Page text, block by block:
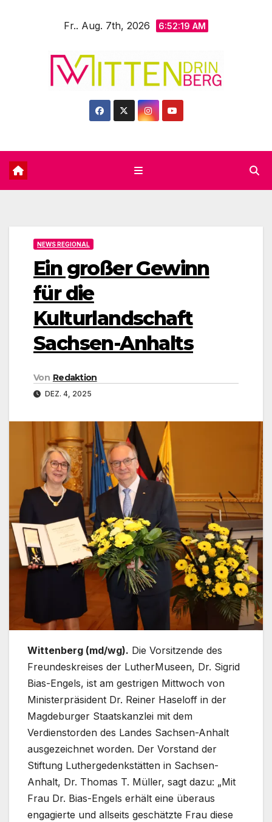
Fr.. Aug. 7th, 2026 6:52:21 AM
NEWS REGIONAL
Ein großer Gewinn
für die
Kulturlandschaft
Sachsen-Anhalts
Von Redaktion
DEZ. 4, 2025
Wittenberg (md/wg). Die Vorsitzende des
Freundeskreises der LutherMuseen, Dr. Sigrid
Bias-Engels, ist am gestrigen Mittwoch von
Ministerpräsident Dr. Reiner Haseloff in der
Magdeburger Staatskanzlei mit dem
Verdienstorden des Landes Sachsen-Anhalt
ausgezeichnet worden. Der Vorstand der
Stiftung Luthergedenkstätten in Sachsen-
Anhalt, Dr. Thomas T. Müller, sagt dazu: „Mit
Frau Dr. Bias-Engels erhält eine überaus
engagierte und allseits geschätzte Frau diese